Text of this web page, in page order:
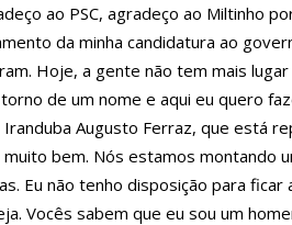
11:22 UEA e Sejusc
Deficiência
11:09 Bruna Biancardi
Wilson Lima
zona oeste
ao PSC, agradeço ao Miltinho
da minha candidatura ao
Hoje, a gente não tem mais
de um nome e aqui eu quero
Augusto Ferraz, que está
muito bem. Nós estamos montando
Eu não tenho disposição para
Vocês sabem que eu sou um